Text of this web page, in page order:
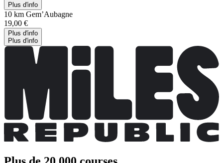
Plus d'info
10 km Gem’Aubagne
19,00 €
Plus d'info
Plus d'info